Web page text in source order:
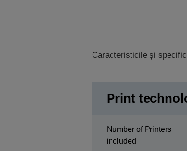
Caracteristicile și
Print
Number of Printers
included